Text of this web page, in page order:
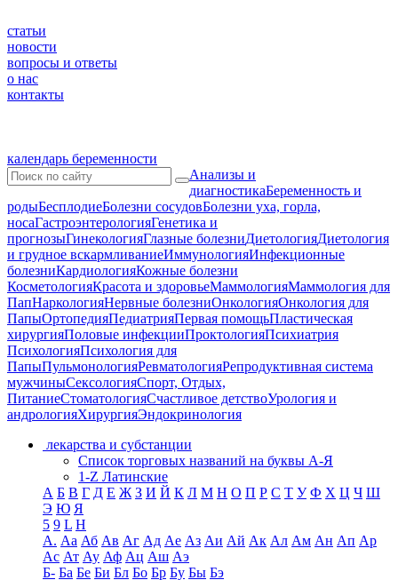
статьи
новости
вопросы и ответы
о нас
контакты
календарь беременности
Анализы и
диагностикаБеременность и
родыБесплодиеБолезни сосудовБолезни уха, горла,
носаГастроэнтерологияГенетика и
прогнозыГинекологияГлазные болезниДиетологияДиетология
и грудное вскармливаниеИммунологияИнфекционные
болезниКардиологияКожные болезни
КосметологияКрасота и здоровьеМаммологияМаммология для
ПапНаркологияНервные болезниОнкологияОнкология для
ПапыОртопедияПедиатрияПервая помощьПластическая
хирургияПоловые инфекцииПроктологияПсихиатрия
ПсихологияПсихология для
ПапыПульмонологияРевматологияРепродуктивная система
мужчиныСексологияСпорт, Отдых,
ПитаниеСтоматологияСчастливое детствоУрология и
андрологияХирургияЭндокринология
лекарства и субстанции
Список торговых названий на буквы А-Я
1-Z Латинские
А Б В Г Д Е Ж З И Й К Л М Н О П Р С Т У Ф Х Ц Ч Ш
Э Ю Я
5 9 L H
А. Аа Аб Ав Аг Ад Ае Аз Аи Ай Ак Ал Ам Ан Ап Ар
Ас Ат Ау Аф Ац Аш Аэ
Б- Ба Бе Би Бл Бо Бр Бу Бы Бэ